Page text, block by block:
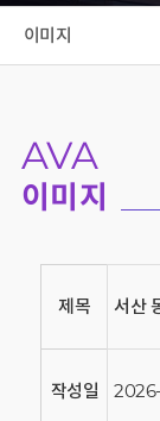
이미지
AVA
이미지
제목 서산
작성일